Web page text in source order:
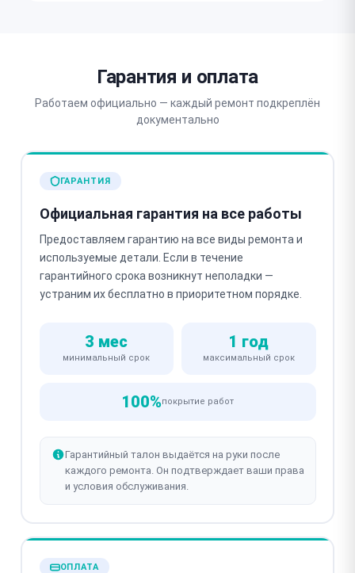
Гарантия и оплата
Работаем официально — каждый ремонт подкреплён
документально
ГАРАНТИЯ
Официальная гарантия на все работы
Предоставляем гарантию на все виды ремонта и
используемые детали. Если в течение
гарантийного срока возникнут неполадки —
устраним их бесплатно в приоритетном порядке.
3 мес
минимальный срок
1 год
максимальный срок
100%покрытие работ
Гарантийный талон выдаётся на руки после
каждого ремонта. Он подтверждает ваши права
и условия обслуживания.
ОПЛАТА